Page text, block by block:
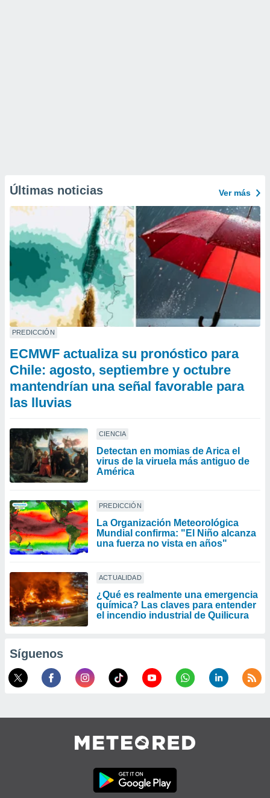
Últimas noticias Ver más
PREDICCIÓN
ECMWF actualiza su pronóstico para
Chile: agosto, septiembre y octubre
mantendrían una señal favorable para
las lluvias
CIENCIA
Detectan en momias de Arica el
virus de la viruela más antiguo de
América
PREDICCIÓN
La Organización Meteorológica
Mundial confirma: "El Niño alcanza
una fuerza no vista en años"
ACTUALIDAD
¿Qué es realmente una emergencia
química? Las claves para entender
el incendio industrial de Quilicura
Síguenos